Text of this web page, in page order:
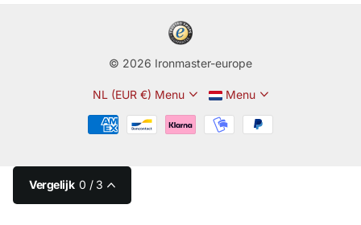
© 2026 Ironmaster-europe
NL (EUR €) Menu Menu
Vergelijk 0 / 3